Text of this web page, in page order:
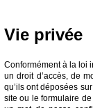
Vie privée
Conformément à la loi
un droit d’accès, de
qu’ils ont déposées
site ou le formulaire